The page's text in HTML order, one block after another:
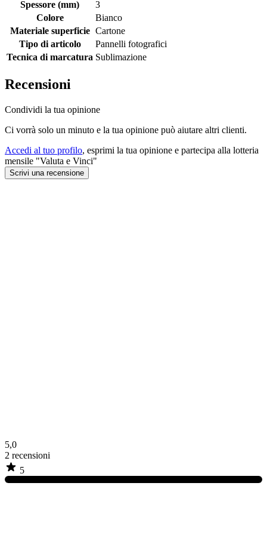
Spessore (mm)
3
Colore
Bianco
Materiale superficie Cartone
Tipo di articolo
Pannelli fotografici
Tecnica di marcatura Sublimazione
Recensioni
Condividi la tua opinione
Ci vorrà solo un minuto e la tua opinione può aiutare altri clienti.
Accedi al tuo profilo, esprimi la tua opinione e partecipa alla lotteria
mensile "Valuta e Vinci"
Scrivi una recensione
5,0
2 recensioni
5